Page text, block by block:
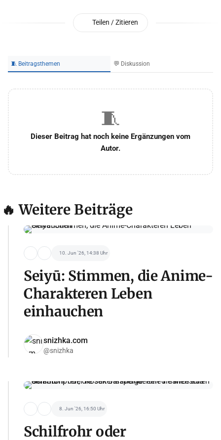
Teilen / Zitieren
🧵 Beitragsthemen 💬 Diskussion
🧵
Dieser Beitrag hat noch keine Ergänzungen vom
Autor.
🔥 Weitere Beiträge
10. Jun '26, 14:38 Uhr
Seiyū: Stimmen, die Anime-
Charakteren Leben
einhauchen
snizhka.com
@snizhka
8. Jun '26, 16:50 Uhr
Schilfrohr oder